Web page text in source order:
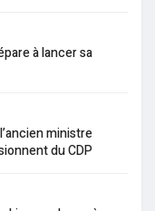
à lancer sa
ministre
du CDP